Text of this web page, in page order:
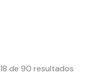
de 90 resultados